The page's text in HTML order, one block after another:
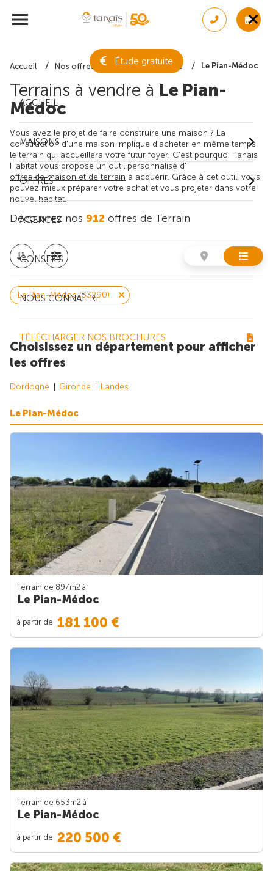
Étude gratuite
ACCUEIL
MAISONS
OFFRES
AGENCES
CONSEILS
NOUS CONNAÎTRE
TÉLÉCHARGER NOS BROCHURES
Accueil Nos offres de terrain Gironde Le Pian-Médoc
Terrains à vendre à Le Pian-
Médoc
Vous avez le projet de faire construire une maison ? La
construction d'une maison implique d'acheter en même temps
le terrain qui accueillera votre futur foyer. C'est pourquoi Tanaïs
Habitat vous propose un outil personnalisé d'
offres de maison et de terrain à acquérir. Grâce à cet outil, vous
pouvez mieux préparer votre achat et vous projeter dans votre
nouvel habitat.
Découvrez nos 912 offres de Terrain
Le Pian-Médoc (33290)
Choisissez un département pour afficher
les offres
Dordogne Gironde Landes
Le Pian-Médoc
Terrain de 897m2 à
Le Pian-Médoc
à partir de 181 100 €
Terrain de 653m2 à
Le Pian-Médoc
à partir de 220 500 €